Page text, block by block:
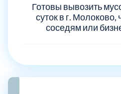
Готовы вывозить
суток в г.
соседям или